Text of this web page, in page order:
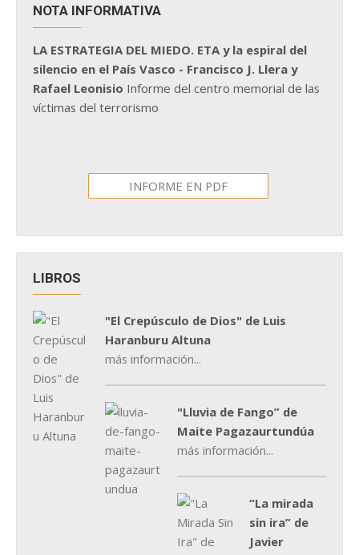
NOTA INFORMATIVA
LA ESTRATEGIA DEL MIEDO. ETA y la espiral del
silencio en el País Vasco - Francisco J. Llera y
Rafael Leonisio Informe del centro memorial de las
víctimas del terrorismo
INFORME EN PDF
LIBROS
"El Crepúsculo de Dios" de Luis
Haranburu Altuna
más información...
"Lluvia de Fango” de
Maite Pagazaurtundúa
más información...
“La mirada
sin ira” de
Javier